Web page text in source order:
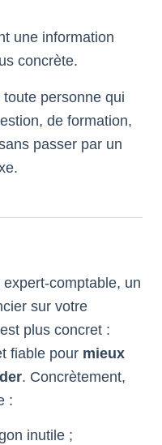
une information
concrète.
personne qui
de formation,
passer par un
comptable, un
sur votre
plus concret :
fiable pour mieux
. Concrètement,
:
inutile ;